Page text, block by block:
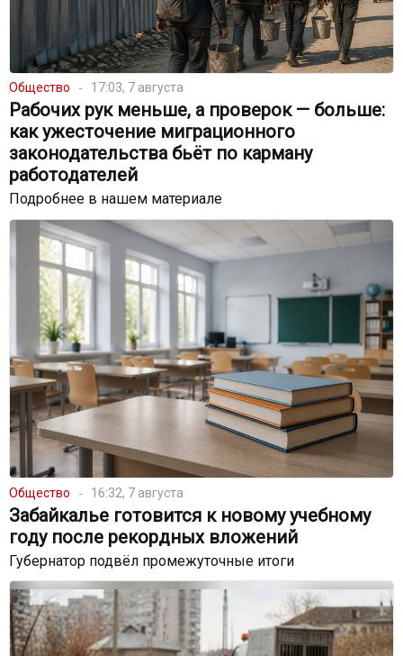
Общество 17:03, 7 августа
Рабочих рук меньше, а проверок — больше:
как ужесточение миграционного
законодательства бьёт по карману
работодателей
Подробнее в нашем материале
Общество 16:32, 7 августа
Забайкалье готовится к новому учебному
году после рекордных вложений
Губернатор подвёл промежуточные итоги